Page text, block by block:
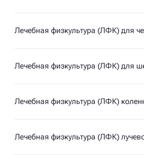
Лечебная физкультура (ЛФК) для
Лечебная физкультура (ЛФК) для
Лечебная физкультура (ЛФК)
Лечебная физкультура (ЛФК)